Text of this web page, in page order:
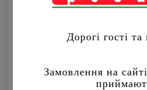
Дорогі гості
Замовлення на